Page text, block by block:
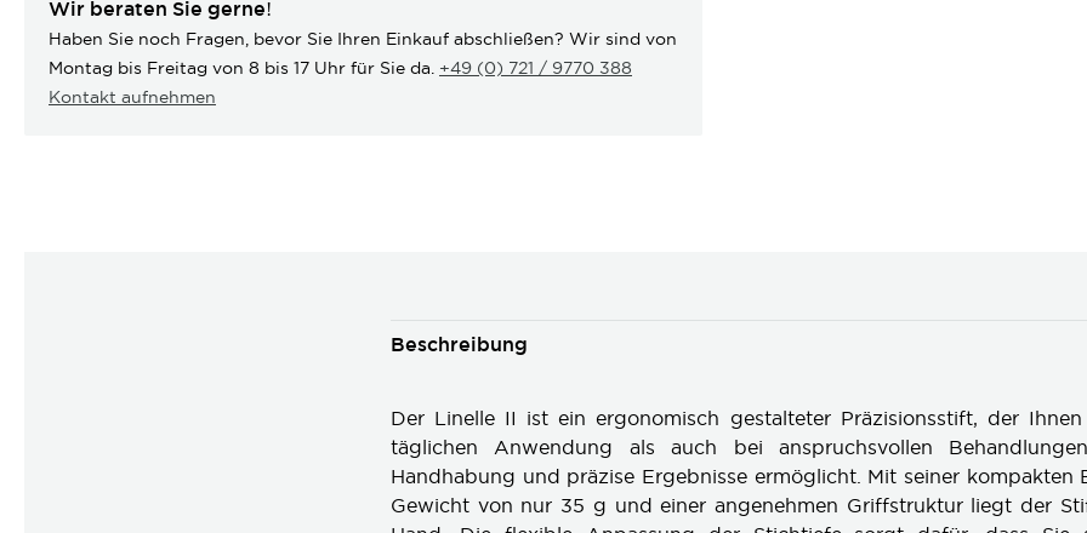
Wir beraten Sie gerne!
Haben Sie noch Fragen, bevor Sie Ihren Einkauf abschließen? Wir sind von
Montag bis Freitag von 8 bis 17 Uhr für Sie da. +49 (0) 721 / 9770 388
Kontakt aufnehmen
Beschreibung
Der Linelle II ist ein ergonomisch gestalteter Präzisionsstift, der
täglichen Anwendung als auch bei anspruchsvollen
Handhabung und präzise Ergebnisse ermöglicht. Mit seiner kompakten
Gewicht von nur 35 g und einer angenehmen Griffstruktur liegt der